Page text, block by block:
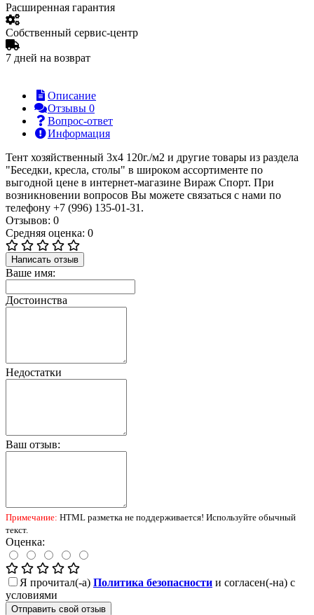
Расширенная гарантия
Собственный сервис-центр
7 дней на возврат
Описание
Отзывы 0
Вопрос-ответ
Информация
Тент хозяйственный 3х4 120г./м2 и другие товары из раздела
"Беседки, кресла, столы" в широком ассортименте по
выгодной цене в интернет-магазине Вираж Спорт. При
возникновении вопросов Вы можете связаться с нами по
телефону +7 (996) 135-01-31.
Отзывов: 0
Средняя оценка: 0
Написать отзыв
Ваше имя:
Достоинства
Недостатки
Ваш отзыв:
Примечание: HTML разметка не поддерживается! Используйте обычный
текст.
Оценка:
Я прочитал(-а) Политика безопасности и согласен(-на) с
условиями
Отправить свой отзыв